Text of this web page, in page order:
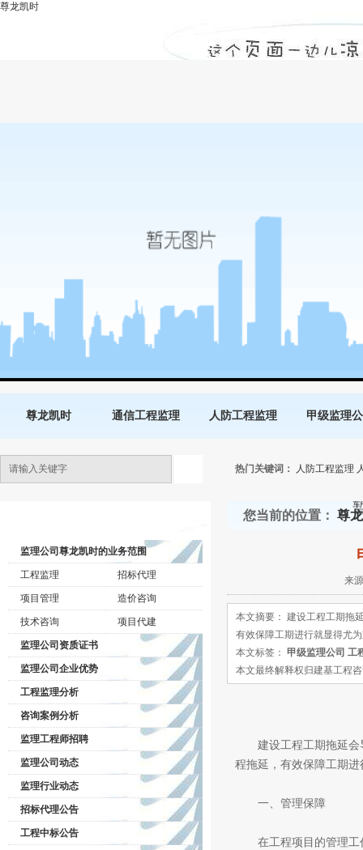
甲级监理公司浅谈如何避免和减少工程拖
尊龙凯时
尊龙凯时 通信工程监理 人防工程监理 甲级监理
热门关键词： 人防工程监理
监理公司尊龙凯时的业务范围
工程监理 招标代理
项目管理 造价咨询
技术咨询 项目代建
监理公司资质证书
监理公司企业优势
工程监理分析
咨询案例分析
监理工程师招聘
监理公司动态
监理行业动态
招标代理公告
工程中标公告
您当前的位置： 尊
来
本文摘要： 建设工程工期拖
有效保障工期进行就显得尤
本文标签： 甲级监理公司 工
本文最终解释权归建基工程咨
建设工程工期拖延会导
程拖延，有效保障工期
一、管理保障
在工程项目的管理工作